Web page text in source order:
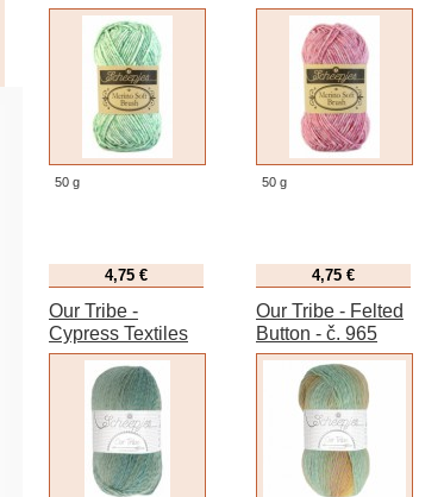
50 g
4,75 €
50 g
4,75 €
Our Tribe -
Cypress Textiles
č. 970
Our Tribe - Felted
Button - č. 965